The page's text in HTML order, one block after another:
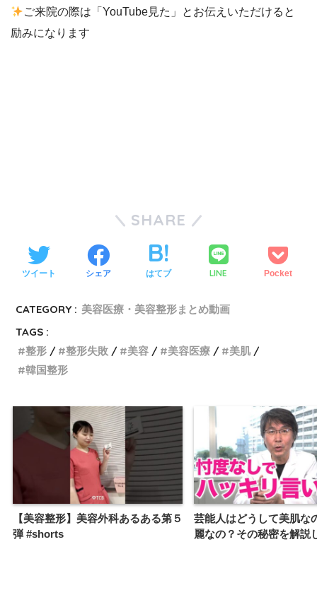
ご来院の際は「YouTube見た」とお伝えいただけると
励みになります
SHARE
ツイート シェア はてブ LINE Pocket
CATEGORY : 美容医療・美容整形まとめ動画
TAGS :
整形
整形失敗 美容 美容医療
美肌
韓国整形
【美容整形】美容外科あるある第５
弾 #shorts
芸能人はどうして美肌な
麗なの？その秘密を解説